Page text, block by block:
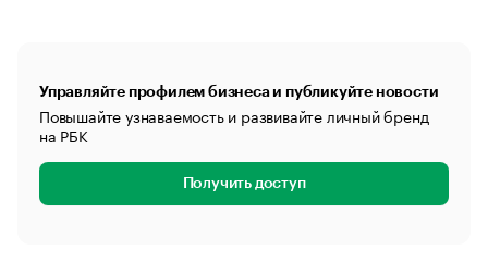
Управляйте профилем бизнеса и публикуйте новости
Повышайте узнаваемость и развивайте личный бренд
на РБК
Получить доступ